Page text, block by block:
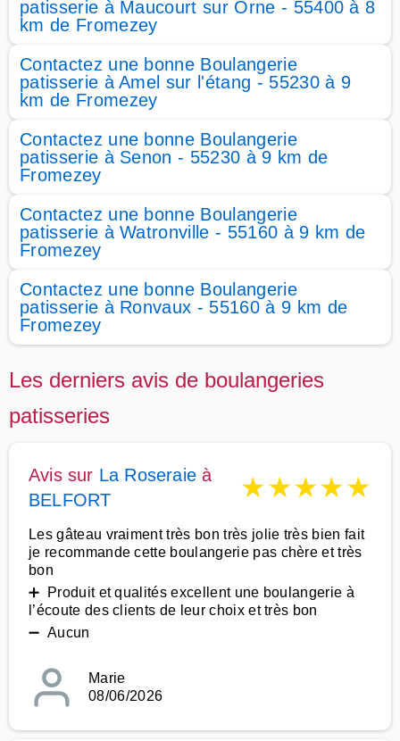
patisserie à Maucourt sur Orne - 55400 à 8
km de Fromezey
Contactez une bonne Boulangerie
patisserie à Amel sur l'étang - 55230 à 9
km de Fromezey
Contactez une bonne Boulangerie
patisserie à Senon - 55230 à 9 km de
Fromezey
Contactez une bonne Boulangerie
patisserie à Watronville - 55160 à 9 km de
Fromezey
Contactez une bonne Boulangerie
patisserie à Ronvaux - 55160 à 9 km de
Fromezey
Les derniers avis de boulangeries
patisseries
Avis sur La Roseraie à
BELFORT
★★★★★
Les gâteau vraiment très bon très jolie très bien fait
je recommande cette boulangerie pas chère et très
bon
➕ Produit et qualités excellent une boulangerie à
l’écoute des clients de leur choix et très bon
➖ Aucun
Marie
08/06/2026